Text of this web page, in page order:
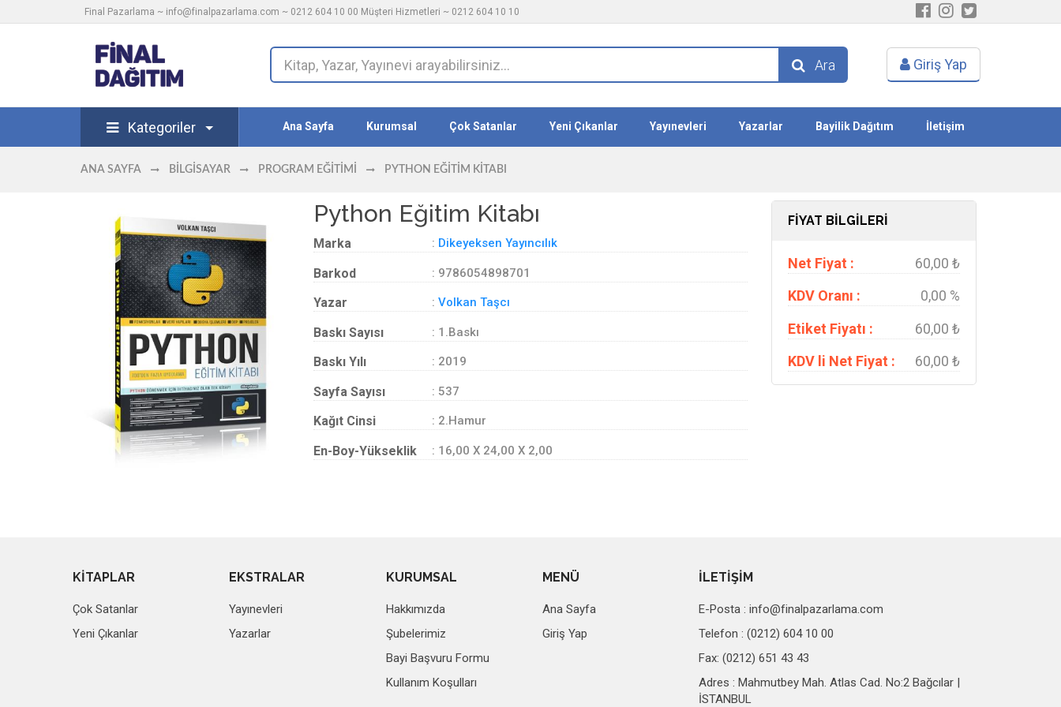
Final Pazarlama ~ info@finalpazarlama.com ~ 0212 604 10 00 Müşteri Hizmetleri ~ 0212 604 10 10
Ara Giriş Yap
Kategoriler Ana Sayfa Kurumsal Çok Satanlar Yeni Çıkanlar Yayınevleri Yazarlar Bayilik Dağıtım İletişim
ANA SAYFA BILGISAYAR PROGRAM EĞITIMI PYTHON EĞITIM KITABI
Python Eğitim Kitabı
Marka : Dikeyeksen Yayıncılık
Barkod : 9786054898701
Yazar : Volkan Taşcı
Baskı Sayısı : 1.Baskı
Baskı Yılı : 2019
Sayfa Sayısı : 537
Kağıt Cinsi : 2.Hamur
En-Boy-Yükseklik : 16,00 X 24,00 X 2,00
FİYAT BİLGİLERİ
Net Fiyat :
60,00 ₺
KDV Oranı :
0,00 %
Etiket Fiyatı :
60,00 ₺
KDV li Net Fiyat :
60,00 ₺
KİTAPLAR
Çok Satanlar
Yeni Çıkanlar
EKSTRALAR
Yayınevleri
Yazarlar
KURUMSAL
Hakkımızda
Şubelerimiz
Bayi Başvuru Formu
Kullanım Koşulları
MENÜ
Ana Sayfa
Giriş Yap
İLETİŞİM
E-Posta :info@finalpazarlama.com
Telefon : (0212) 604 10 00
Fax: (0212) 651 43 43
Adres : Mahmutbey Mah. Atlas Cad. No:2 Bağcılar |
İSTANBUL